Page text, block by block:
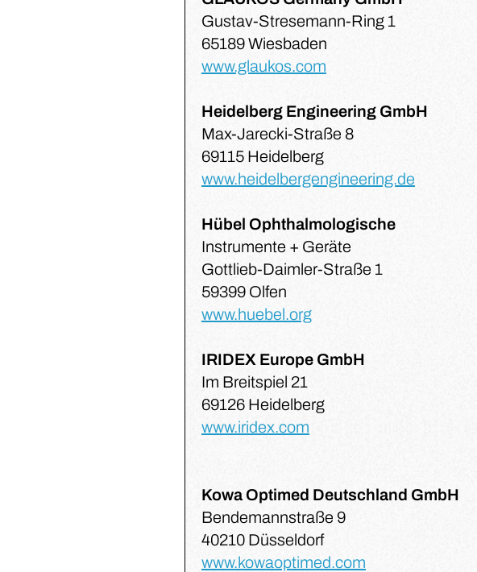
Gustav-Stresemann-Ring 1
65189 Wiesbaden
www.glaukos.com
Heidelberg Engineering GmbH
Max-Jarecki-Straße 8
69115 Heidelberg
www.heidelbergengineering.de
Hübel Ophthalmologische
Instrumente + Geräte
Gottlieb-Daimler-Straße 1
59399 Olfen
www.huebel.org
IRIDEX Europe GmbH
Im Breitspiel 21
69126 Heidelberg
www.iridex.com
Kowa Optimed Deutschland GmbH
Bendemannstraße 9
40210 Düsseldorf
www.kowaoptimed.com